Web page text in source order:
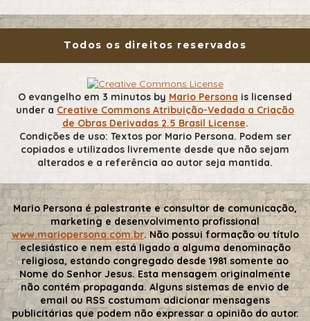
Todos os direitos reservados
O evangelho em 3 minutos by Mario Persona is licensed
under a Creative Commons Atribuição-Vedada a Criação
de Obras Derivadas 2.5 Brasil License.
Condições de uso: Textos por Mario Persona. Podem ser
copiados e utilizados livremente desde que não sejam
alterados e a referência ao autor seja mantida.
Mario Persona é palestrante e consultor de comunicação,
marketing e desenvolvimento profissional
www.mariopersona.com.br. Não possui formação ou título
eclesiástico e nem está ligado a alguma denominação
religiosa, estando congregado desde 1981 somente ao
Nome do Senhor Jesus. Esta mensagem originalmente
não contém propaganda. Alguns sistemas de envio de
email ou RSS costumam adicionar mensagens
publicitárias que podem não expressar a opinião do autor.